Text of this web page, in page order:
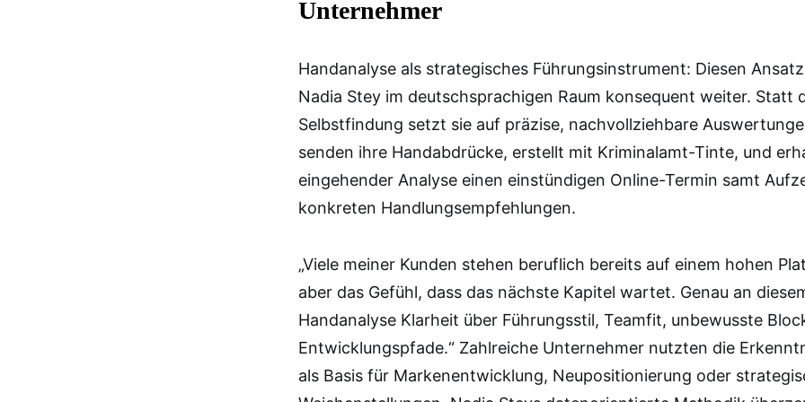
Unternehmer
Handanalyse als strategisches Führungsinstrument: Diesen
Nadia Stey im deutschsprachigen Raum konsequent weiter. Statt
Selbstfindung setzt sie auf präzise, nachvollziehbare
senden ihre Handabdrücke, erstellt mit Kriminalamt-Tinte, und
eingehender Analyse einen einstündigen Online-Termin samt
konkreten Handlungsempfehlungen.
„Viele meiner Kunden stehen beruflich bereits auf einem hohen
aber das Gefühl, dass das nächste Kapitel wartet. Genau an
Handanalyse Klarheit über Führungsstil, Teamfit, unbewusste
Entwicklungspfade.“ Zahlreiche Unternehmer nutzten die
als Basis für Markenentwicklung, Neupositionierung oder